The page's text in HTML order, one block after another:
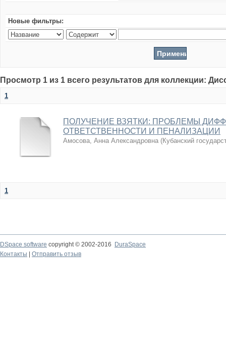
Новые фильтры:
Просмотр 1 из 1 всего результатов для коллекции:
1
ПОЛУЧЕНИЕ ВЗЯТКИ: ПРОБЛЕМЫ
ОТВЕТСТВЕННОСТИ И ПЕНАЛИЗАЦИИ
Амосова, Анна Александровна (Кубанский
1
DSpace software copyright © 2002-2016
DuraSpace
Контакты
Отправить отзыв